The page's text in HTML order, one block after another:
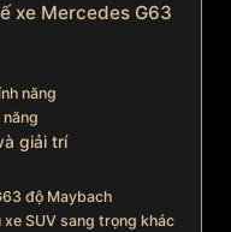
xe Mercedes G63
năng
giải trí
độ Maybach
SUV sang trọng khác